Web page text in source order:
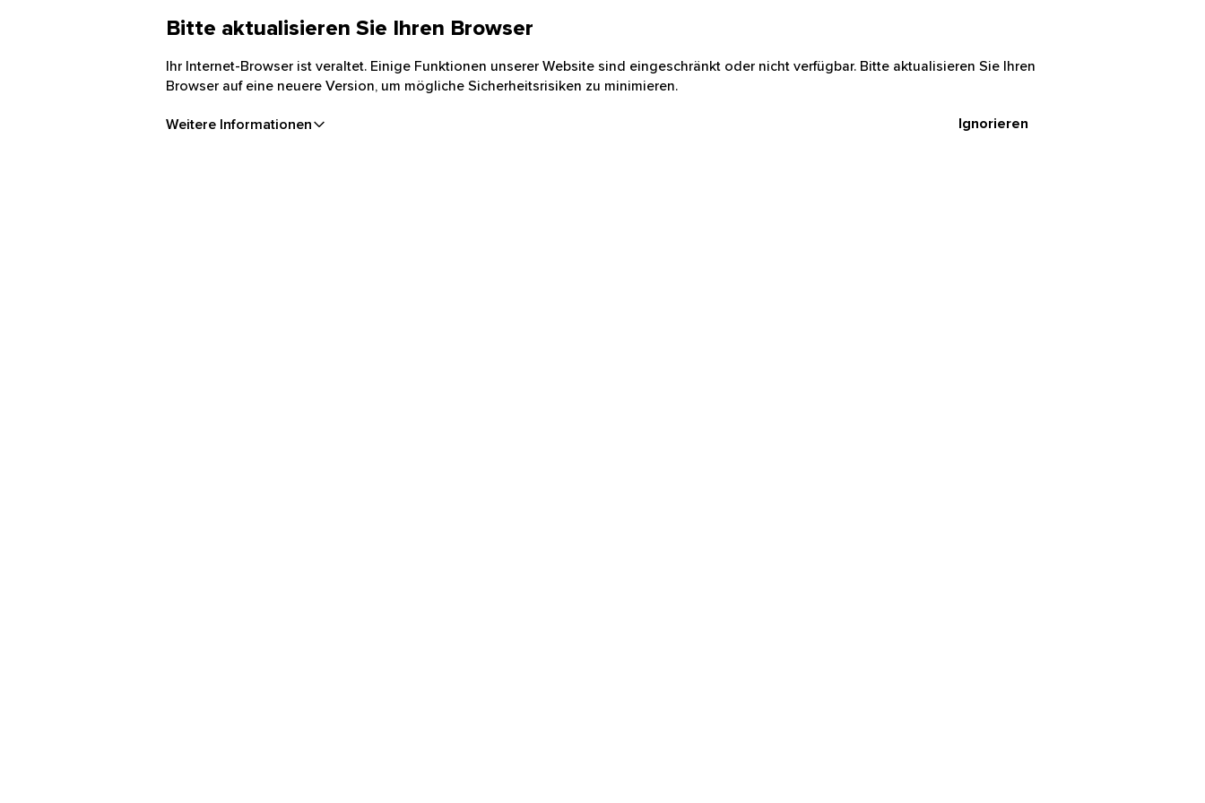
Bitte aktualisieren Sie Ihren Browser
Ihr Internet-Browser ist veraltet. Einige Funktionen unserer Website sind eingeschränkt oder nicht verfügbar. Bitte aktualisieren Sie Ihren
Browser auf eine neuere Version, um mögliche Sicherheitsrisiken zu minimieren.
Weitere Informationen Ignorieren